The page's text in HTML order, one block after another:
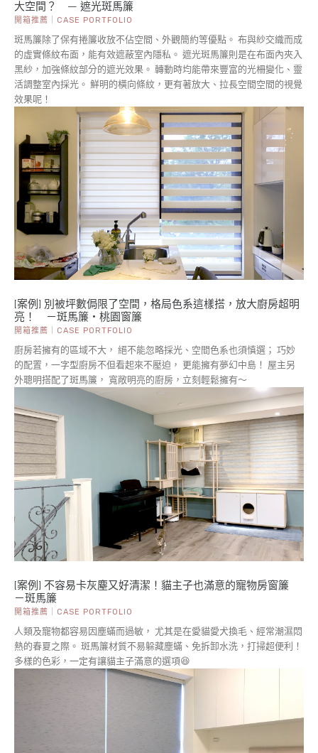
大空間？ — 遮光斑馬簾
開箱推薦｜CASE PORTFOLIO
斑馬簾除了保有捲簾收放不佔空間、外觀簡約等優點。 布與紗交織而成
的虛實條紋布面，能有效遮蔽室內隱私。 遮光斑馬簾則是在布面內夾入
黑紗，加強條紋部分的遮光效果。 轉動時均能帶來豐富的光柵變化、靈
活調整室內採光。 鮮明的橫向條紋，更有著放大、拉長空間空間的視覺
效果呢！
[案例] 別被坪數侷限了空間，格局色系這樣搭，放大廚房超明
亮！ －斑馬簾・桃園窗簾
開箱推薦｜CASE PORTFOLIO
廚房若擁有的區域不大， 絕不能忽略採光、空間色系也須慎選； 巧妙
的配置，一字型廚房不但看起來不壓迫， 更能擁有夢幻中島！ 屋主另
外聰明搭配了斑馬簾， 寬敞明亮的廚房，立刻輕鬆擁有～
[案例] 不容易卡灰塵又好清潔！貓主子也滿意的寵物房窗簾
－斑馬簾
開箱推薦｜CASE PORTFOLIO
人類及寵物都容易因塵蟎而過敏， 尤其是在愛貓愛犬換毛、經常潮濕悶
熱的春夏之際。 斑馬簾材質不易躲藏塵蟎、免拆卸水洗，打掃超便利！
多樣的色彩，一定有讓貓主子滿意的選項😆